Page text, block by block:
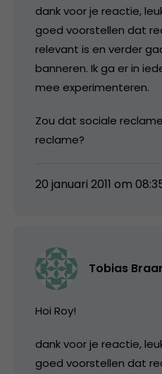
dank voor je reactie,
goed voorstellen dat
relevant is en verder
banneren. Ik ga er in
mee experimenteren.
Zou dat sociale
reclame?
20 januari 2011 om
Tobias
Hoi Roy!
dank voor je reactie,
goed voorstellen dat